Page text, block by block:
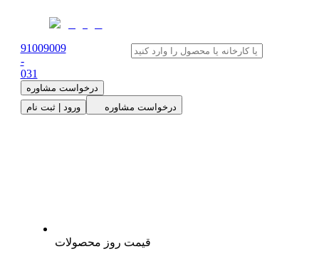
91009009
-
031
درخواست مشاوره
ورود | ثبت نام
درخواست مشاوره
قیمت روز محصولات